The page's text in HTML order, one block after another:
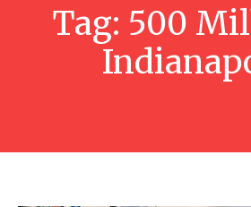
Tag: 500